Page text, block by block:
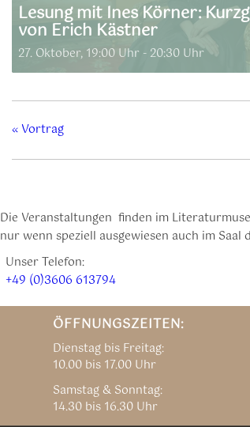
Lesung mit Ines Körner:
von Erich Kästner
27. Oktober, 19:00 Uhr - 20:30 Uhr
«Vortrag
Die Veranstaltungen finden im
nur wenn speziell ausgewiesen auch im
Unser Telefon:
+49 (0)3606 613794
ÖFFNUNGSZEITEN:
Dienstag bis Freitag:
10.00 bis 17.00 Uhr
Samstag & Sonntag:
14.30 bis 16.30 Uhr